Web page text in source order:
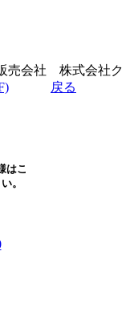
売会社 株式会社ク
戻る
はこ
。